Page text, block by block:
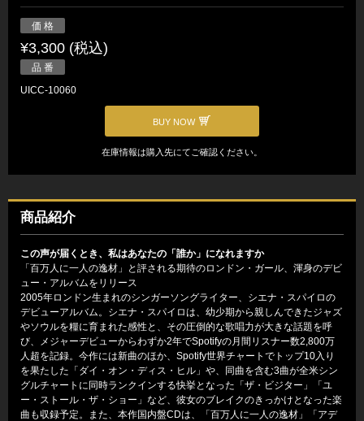
価 格
¥3,300 (税込)
品 番
UICC-10060
BUY NOW
在庫情報は購入先にてご確認ください。
商品紹介
この声が届くとき、私はあなたの「誰か」になれますか
「百万人に一人の逸材」と評される期待のロンドン・ガール、渾身のデビ
ュー・アルバムをリリース
2005年ロンドン生まれのシンガーソングライター、シエナ・スパイロの
デビューアルバム。シエナ・スパイロは、幼少期から親しんできたジャズ
やソウルを糧に育まれた感性と、その圧倒的な歌唱力が大きな話題を呼
び、メジャーデビューからわずか2年でSpotifyの月間リスナー数2,800万
人超を記録。今作には新曲のほか、Spotify世界チャートでトップ10入り
を果たした「ダイ・オン・ディス・ヒル」や、同曲を含む3曲が全米シン
グルチャートに同時ランクインする快挙となった「ザ・ビジター」「ユ
ー・ストール・ザ・ショー」など、彼女のブレイクのきっかけとなった楽
曲も収録予定。また、本作国内盤CDは、「百万人に一人の逸材」「アデ